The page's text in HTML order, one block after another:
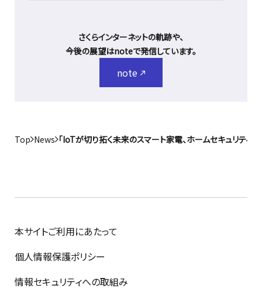
さくらインターネットの軌跡や、
今後の展望はnoteで発信しています。
note
Top News 「IoTが切り拓く未来のスマート家電、ホームセキュリテ
本サイトご利用にあたって
個人情報保護ポリシー
情報セキュリティへの取組み